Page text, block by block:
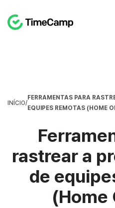
INÍCIO/
FERRAMENTAS PARA
EQUIPES REMOTAS (HOME
rastrear a
de